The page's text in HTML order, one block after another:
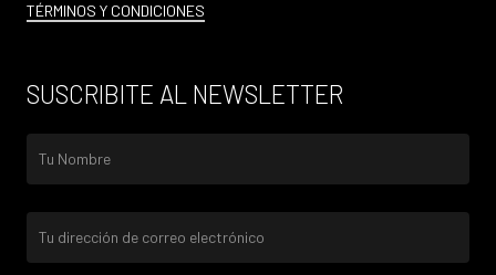
TÉRMINOS Y CONDICIONES
SUSCRIBITE AL NEWSLETTER